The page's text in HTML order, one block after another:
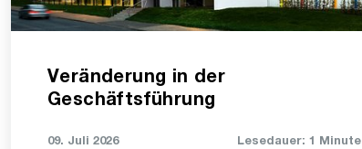
Veränderung in der
Geschäftsführung
09. Juli 2026 Lesedauer: 1 Minute